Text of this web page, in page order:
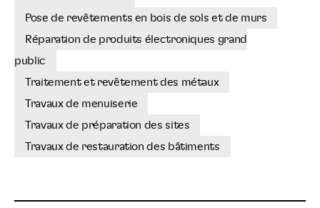
Pose de revêtements en bois de sols et de murs
Réparation de produits électroniques grand
public
Traitement et revêtement des métaux
Travaux de menuiserie
Travaux de préparation des sites
Travaux de restauration des bâtiments